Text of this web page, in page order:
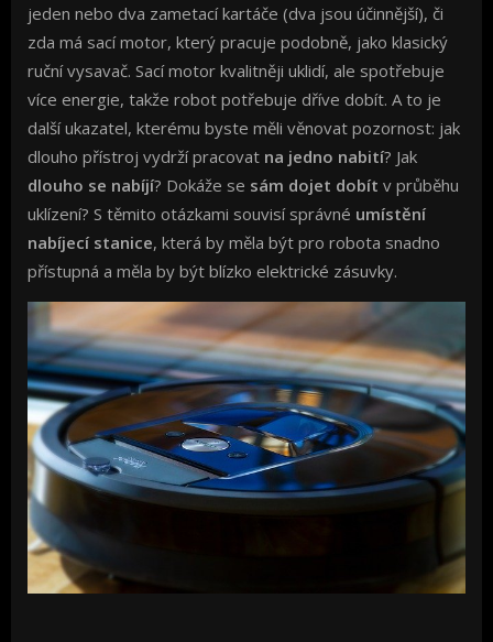
jeden nebo dva zametací kartáče (dva jsou účinnější), či
zda má sací motor, který pracuje podobně, jako klasický
ruční vysavač. Sací motor kvalitněji uklidí, ale spotřebuje
více energie, takže robot potřebuje dříve dobít. A to je
další ukazatel, kterému byste měli věnovat pozornost: jak
dlouho přístroj vydrží pracovat na jedno nabití? Jak
dlouho se nabíjí? Dokáže se sám dojet dobít v průběhu
uklízení? S těmito otázkami souvisí správné umístění
nabíjecí stanice, která by měla být pro robota snadno
přístupná a měla by být blízko elektrické zásuvky.